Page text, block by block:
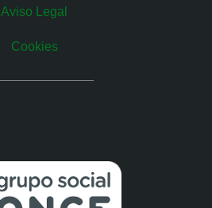
Aviso Legal
Cookies